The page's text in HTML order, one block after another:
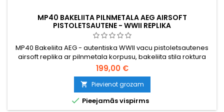
MP40 BAKELIITA PILNMETALA AEG AIRSOFT
PISTOLETSAUTENE - WWII REPLIKA
MP40 Bakeliita AEG - autentiska WWII vacu pistoletsautenes
airsoft replika ar pilnmetala korpusu, bakeliita stila roktura
platnem un salokamu teraudas plecu atbalstu. V3
parsumkārba, pusautomatiskais un pilnautomatiskais rezims,
380 FPS, 50 BB magazins. Baterija nav ieklauta.
199,00 €
 Pievienot grozam
 Pieejamās vispirms